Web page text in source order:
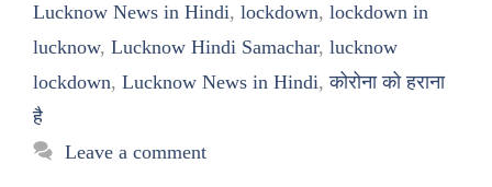
Lucknow News in Hindi, lockdown, lockdown in
lucknow, Lucknow Hindi Samachar, lucknow
lockdown, Lucknow News in Hindi,कोरोना को हराना
है
Leave a comment